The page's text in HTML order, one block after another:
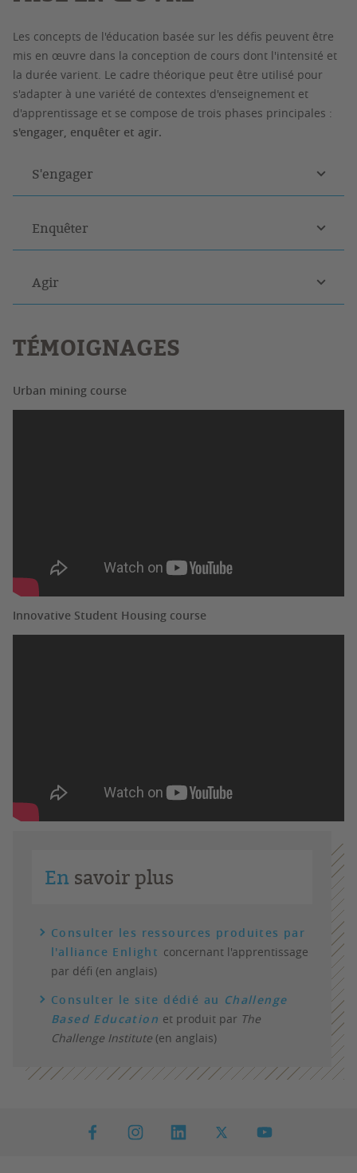
Les concepts de l'éducation basée sur les défis peuvent être
mis en œuvre dans la conception de cours dont l'intensité et
la durée varient. Le cadre théorique peut être utilisé pour
s'adapter à une variété de contextes d'enseignement et
d'apprentissage et se compose de trois phases principales :
s'engager, enquêter et agir.
S'engager
Enquêter
Agir
TÉMOIGNAGES
Urban mining course
Innovative Student Housing course
En savoir plus
Consulter les ressources produites par
l'alliance Enlight concernant l'apprentissage
par défi (en anglais)
Consulter le site dédié au Challenge
Based Education et produit par The
Challenge Institute (en anglais)